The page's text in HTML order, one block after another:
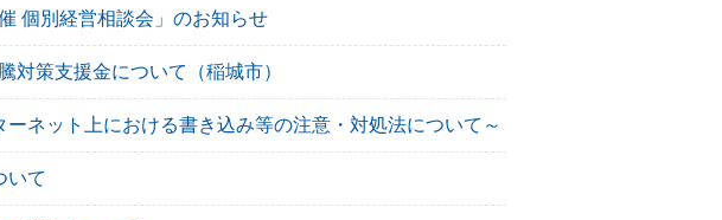
個別経営相談会」のお知らせ
対策支援金について（稲城市）
ネット上における書き込み等の注意・対処法について～
いて